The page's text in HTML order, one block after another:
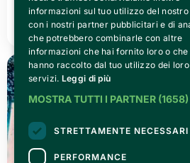
LEGGI TUTTO
informazioni sul tuo utilizzo del nostro
con i nostri partner pubblicitari e di
che potrebbero combinarle con altre
informazioni che hai fornito loro o che
hanno raccolto dal tuo utilizzo dei loro
servizi. Leggi di più
MOSTRA TUTTI I PARTNER
STRETTAMENTE NECESSARI
PERFORMANCE